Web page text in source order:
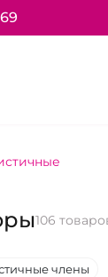
106
члены